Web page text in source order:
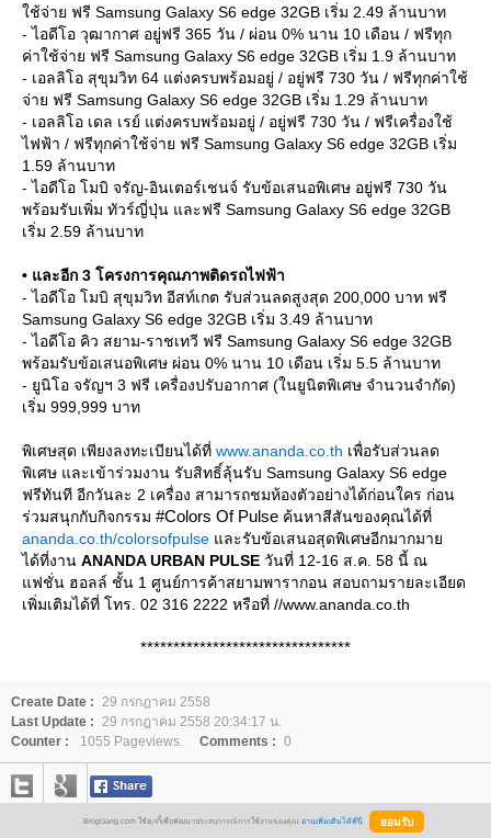
ช้จ่าย ฟรี Samsung Galaxy S6 edge 32GB เริ่ม 2.49 ล้านบาท
- ไอดีโอ วุฒากาศ อยู่ฟรี 365 วัน / ผ่อน 0% นาน 10 เดือน / ฟรีทุก
ค่าใช้จ่าย ฟรี Samsung Galaxy S6 edge 32GB เริ่ม 1.9 ล้านบาท
- เอลลิโอ สุขุมวิท 64 แต่งครบพร้อมอยู่ / อยู่ฟรี 730 วัน / ฟรีทุกค่าใช้
จ่าย ฟรี Samsung Galaxy S6 edge 32GB เริ่ม 1.29 ล้านบาท
- เอลลิโอ เดล เรย์ แต่งครบพร้อมอยู่ / อยู่ฟรี 730 วัน / ฟรีเครื่องใช้
ไฟฟ้า / ฟรีทุกค่าใช้จ่าย ฟรี Samsung Galaxy S6 edge 32GB เริ่ม
1.59 ล้านบาท
- ไอดีโอ โมบิ จรัญ-อินเตอร์เชนจ์ รับข้อเสนอพิเศษ อยู่ฟรี 730 วัน
พร้อมรับเพิ่ม ทัวร์ญี่ปุ่น และฟรี Samsung Galaxy S6 edge 32GB
เริ่ม 2.59 ล้านบาท
• และอีก 3 โครงการคุณภาพติดรถไฟฟ้า
- ไอดีโอ โมบิ สุขุมวิท อีสท์เกต รับส่วนลดสูงสุด 200,000 บาท ฟรี
Samsung Galaxy S6 edge 32GB เริ่ม 3.49 ล้านบาท
- ไอดีโอ คิว สยาม-ราชเทวี ฟรี Samsung Galaxy S6 edge 32GB
พร้อมรับข้อเสนอพิเศษ ผ่อน 0% นาน 10 เดือน เริ่ม 5.5 ล้านบาท
- ยูนิโอ จรัญฯ 3 ฟรี เครื่องปรับอากาศ (ในยูนิตพิเศษ จำนวนจำกัด)
เริ่ม 999,999 บาท
พิเศษสุด เพียงลงทะเบียนได้ที่ www.ananda.co.th เพื่อรับส่วนลด
พิเศษ และเข้าร่วมงาน รับสิทธิ์ลุ้นรับ Samsung Galaxy S6 edge
ฟรีทันที อีกวันละ 2 เครื่อง สามารถชมห้องตัวอย่างได้ก่อนใคร ก่อน
ร่วมสนุกกับกิจกรรม #Colors Of Pulse ค้นหาสีสันของคุณได้ที่
ananda.co.th/colorsofpulse ละรับข้อเสนอสุดพิเศษอีกมากมา
ได้ที่งาน ANANDA URBAN PULSE วันที่ 12-16 ส.ค. 58 นี้ ณ
ฟชั่น ฮอลล์ ชั้น 1 ศูนย์การค้าสยามพารากอน สอบถามรายละเอียด
เพิ่มเติมได้ที่ โทร. 02 316 2222 หรือที่ //www.ananda.co.th
********************************
Create Date :
29 กรกฎาคม 2558
Last Update :
29 กรกฎาคม 2558 20:34:17 น.
Counter :
1055 Pageviews. Comments : 0
BlogGang.com ใช้คุกกี้เพื่อพัฒนาประสบการณ์การใช้งานของคุณ อ่านเพิ่มเติมได้ที่นี่